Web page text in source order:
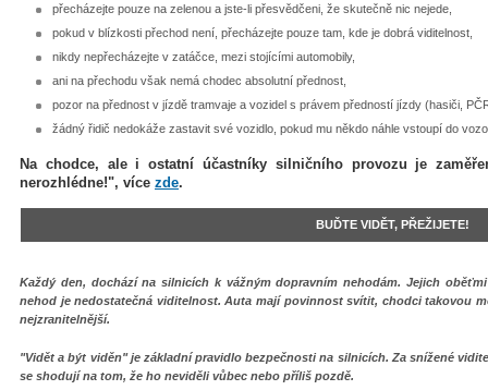
přecházejte pouze na zelenou a jste-li přesvědčeni, že skutečně nic nejede,
pokud v blízkosti přechod není, přecházejte pouze tam, kde je dobrá viditelnost,
nikdy nepřecházejte v zatáčce, mezi stojícími automobily,
ani na přechodu však nemá chodec absolutní přednost,
pozor na přednost v jízdě tramvaje a vozidel s právem předností jízdy (hasiči,
žádný řidič nedokáže zastavit své vozidlo, pokud mu někdo náhle vstoupí do
Na chodce, ale i ostatní účastníky silničního provozu je
nerozhlédne!", více zde.
BUĎTE VIDĚT, PŘEŽIJETE!
Každý den, dochází na silnicích k vážným dopravním nehodám. Jejich
nehod je nedostatečná viditelnost. Auta mají povinnost svítit, chodci takovou
nejzranitelnější.
"Vidět a být viděn" je základní pravidlo bezpečnosti na silnicích. Za snížené
se shodují na tom, že ho neviděli vůbec nebo příliš pozdě.